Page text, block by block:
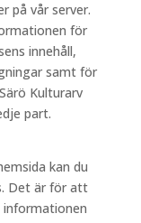
på vår server.
för
innehåll,
samt för
Kulturarv
part.
kan du
Det är för att
informationen